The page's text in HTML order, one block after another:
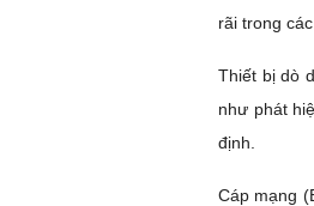
rãi trong
Thiết bị dò
như phát
định.
Cáp mạng